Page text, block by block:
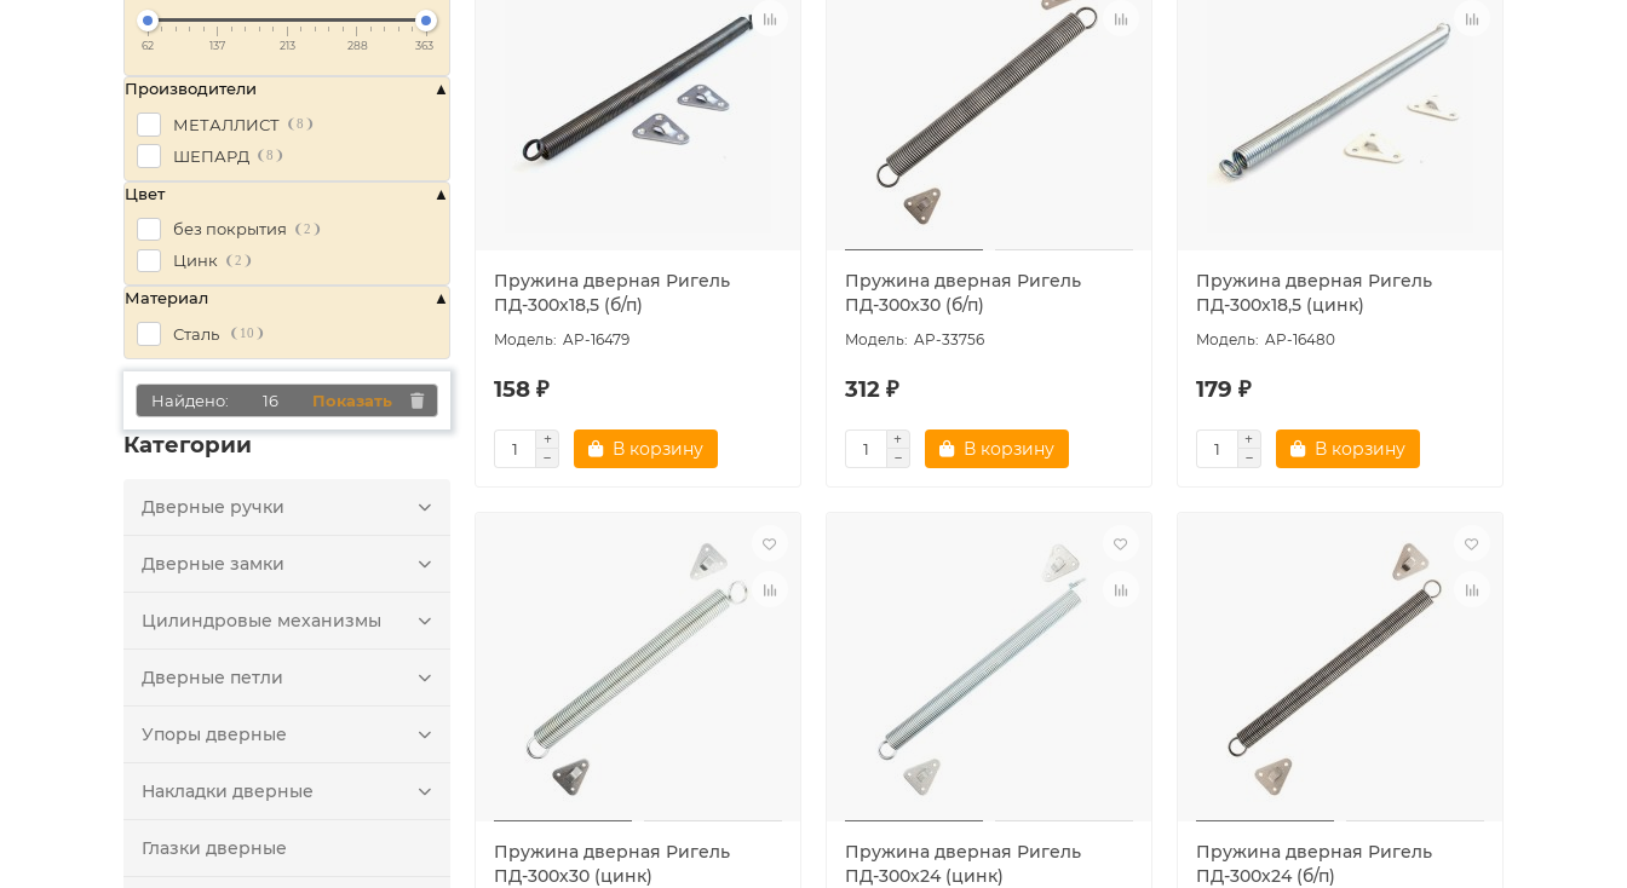
62 137 213 288 363
Производители
МЕТАЛЛИСТ
8
ШЕПАРД 8
Цвет
без покрытия
2
Цинк 2
Материал
Сталь
10
Найдено: 16 Показать
Категории
Дверные ручки
Дверные замки
Цилиндровые механизмы
Дверные петли
Упоры дверные
Накладки дверные
Глазки дверные
Пружина дверная Ригель
ПД-300х18,5 (б/п)
AP-16479
158 ₽
В корзину
Пружина дверная Ригель
ПД-300х30 (б/п)
AP-33756
312 ₽
В корзину
Пружина дверная Ригель
ПД-300х18,5 (цинк)
AP-16480
179 ₽
В корзину
Пружина дверная Ригель
ПД-300х30 (цинк)
Пружина дверная Ригель
ПД-300х24 (цинк)
Пружина дверная Ригель
ПД-300х24 (б/п)